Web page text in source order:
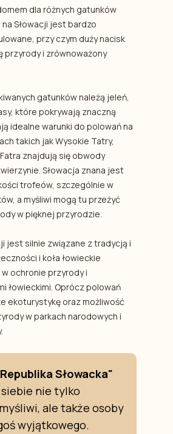
dla różnych gatunków
Słowacji jest bardzo
przy czym duży nacisk
przyrody i zrównoważony
gatunków należą jeleń,
które pokrywają znaczną
idealne warunki do polowań na
takich jak Wysokie Tatry,
znajdują się obwody
Słowacja znana jest
trofeów, szczególnie w
a myśliwi mogą tu przeżyć
w pięknej przyrodzie.
jest silnie związane z tradycją i
i koła łowieckie
ochronie przyrody i
łowieckimi. Oprócz polowań
ekoturystykę oraz możliwość
w parkach narodowych i
Słowacka"
nie tylko
ale także osoby
wyjątkowego.